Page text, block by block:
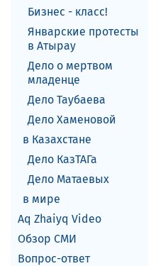
Бизнес - класс!
Январские протесты
в Атырау
Дело о мертвом
младенце
Дело Таубаева
Дело Хаменовой
в Казахстане
Дело КазТАГа
Дело Матаевых
в мире
Aq Zhaiyq Video
Обзор СМИ
Вопрос-ответ